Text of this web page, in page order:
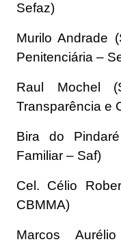
Sefaz)
Murilo Andrade
Penitenciária –
Raul Mochel
Transparência e
Bira do
Familiar – Saf)
Cel. Célio
CBMMA)
Marcos